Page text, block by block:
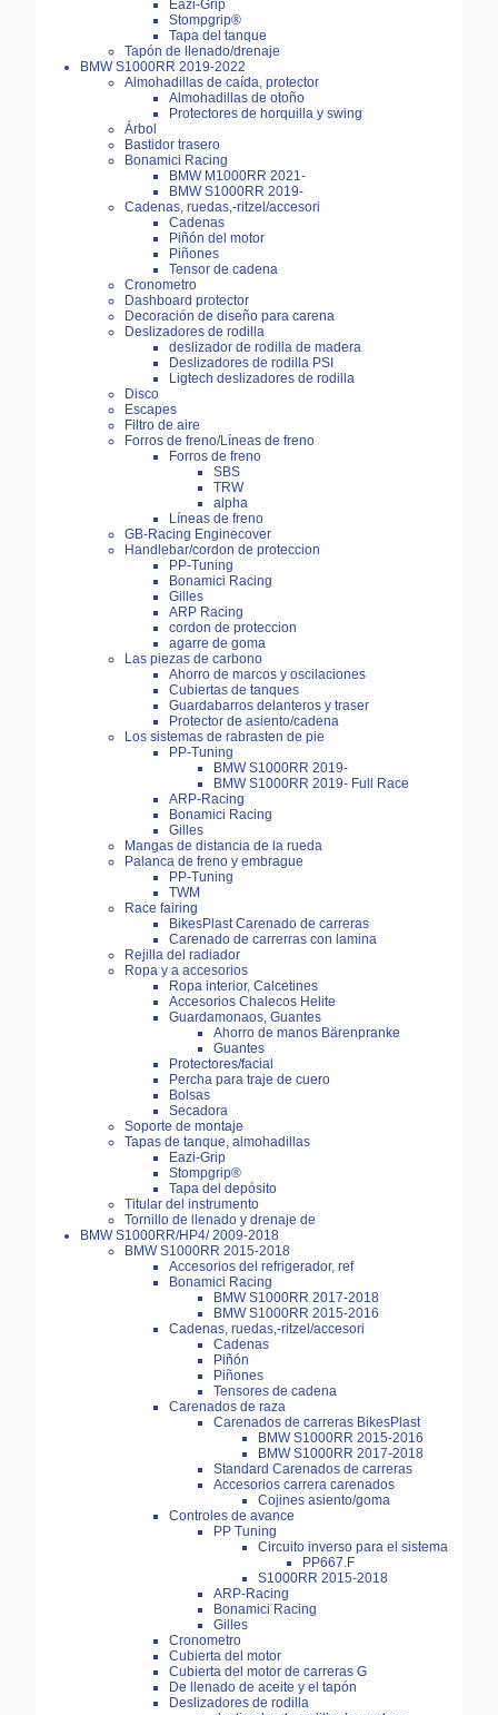
Eazi-Grip
Stompgrip®
Tapa del tanque
Tapón de llenado/drenaje
BMW S1000RR 2019-2022
Almohadillas de caída, protector
Almohadillas de otoño
Protectores de horquilla y swing
Árbol
Bastidor trasero
Bonamici Racing
BMW M1000RR 2021-
BMW S1000RR 2019-
Cadenas, ruedas,-ritzel/accesori
Cadenas
Piñón del motor
Piñones
Tensor de cadena
Cronometro
Dashboard protector
Decoración de diseño para carena
Deslizadores de rodilla
deslizador de rodilla de madera
Deslizadores de rodilla PSI
Ligtech deslizadores de rodilla
Disco
Escapes
Filtro de aire
Forros de freno/Líneas de freno
Forros de freno
SBS
TRW
alpha
Líneas de freno
GB-Racing Enginecover
Handlebar/cordon de proteccion
PP-Tuning
Bonamici Racing
Gilles
ARP Racing
cordon de proteccion
agarre de goma
Las piezas de carbono
Ahorro de marcos y oscilaciones
Cubiertas de tanques
Guardabarros delanteros y traser
Protector de asiento/cadena
Los sistemas de rabrasten de pie
PP-Tuning
BMW S1000RR 2019-
BMW S1000RR 2019- Full Race
ARP-Racing
Bonamici Racing
Gilles
Mangas de distancia de la rueda
Palanca de freno y embrague
PP-Tuning
TWM
Race fairing
BikesPlast Carenado de carreras
Carenado de carrerras con lamina
Rejilla del radiador
Ropa y a accesorios
Ropa interior, Calcetines
Accesorios Chalecos Helite
Guardamonaos, Guantes
Ahorro de manos Bärenpranke
Guantes
Protectores/facial
Percha para traje de cuero
Bolsas
Secadora
Soporte de montaje
Tapas de tanque, almohadillas
Eazi-Grip
Stompgrip®
Tapa del depósito
Titular del instrumento
Tornillo de llenado y drenaje de
BMW S1000RR/HP4/ 2009-2018
BMW S1000RR 2015-2018
Accesorios del refrigerador, ref
Bonamici Racing
BMW S1000RR 2017-2018
BMW S1000RR 2015-2016
Cadenas, ruedas,-ritzel/accesori
Cadenas
Piñón
Piñones
Tensores de cadena
Carenados de raza
Carenados de carreras BikesPlast
BMW S1000RR 2015-2016
BMW S1000RR 2017-2018
Standard Carenados de carreras
Accesorios carrera carenados
Cojines asiento/goma
Controles de avance
PP Tuning
Circuito inverso para el sistema
PP667.F
S1000RR 2015-2018
ARP-Racing
Bonamici Racing
Gilles
Cronometro
Cubierta del motor
Cubierta del motor de carreras G
De llenado de aceite y el tapón
Deslizadores de rodilla